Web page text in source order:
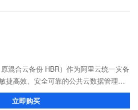
混合云备份 HBR）作为阿里云统一灾备
捷高效、安全可靠的公共云数据管理服
建机房内的多种数据类型提供备份、容
。立即购买